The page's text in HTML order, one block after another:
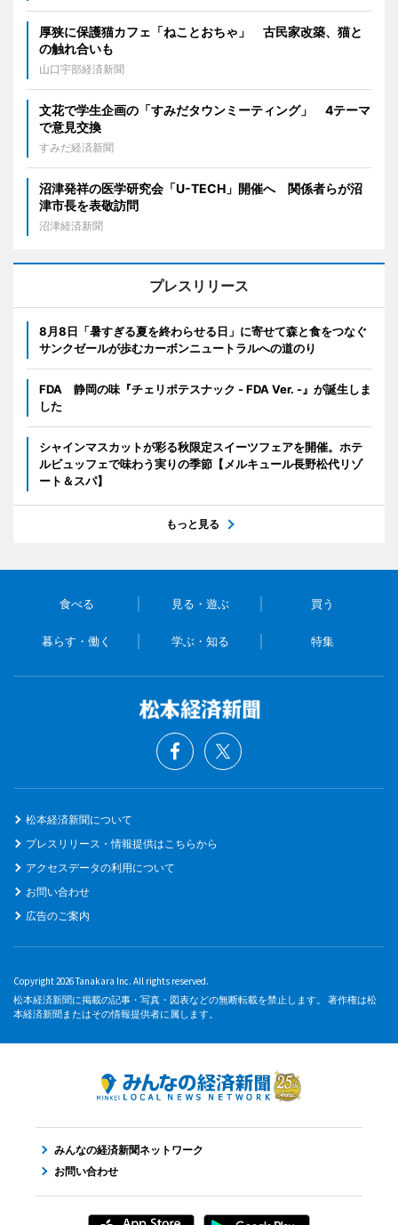
厚狭に保護猫カフェ「ねことおちゃ」 古民家改築、猫と
の触れ合いも
山口宇部経済新聞
文花で学生企画の「すみだタウンミーティング」 4テーマ
で意見交換
すみだ経済新聞
沼津発祥の医学研究会「U-TECH」開催へ 関係者らが沼
津市長を表敬訪問
沼津経済新聞
プレスリリース
8月8日「暑すぎる夏を終わらせる日」に寄せて森と食をつなぐ
サンクゼールが歩むカーボンニュートラルへの道のり
FDA 静岡の味『チェリポテスナック - FDA Ver. -』が誕生しま
した
シャインマスカットが彩る秋限定スイーツフェアを開催。ホテ
ルビュッフェで味わう実りの季節【メルキュール長野松代リゾ
ート＆スパ】
もっと見る
食べる 見る・遊ぶ 買う
暮らす・働く 学ぶ・知る 特集
松本経済新聞について
プレスリリース・情報提供はこちらから
アクセスデータの利用について
お問い合わせ
広告のご案内
Copyright 2026 Tanakara Inc. All rights reserved.
松本経済新聞に掲載の記事・写真・図表などの無断転載を禁止します。 著作権は松
本経済新聞またはその情報提供者に属します。
みんなの経済新聞ネットワーク
お問い合わせ